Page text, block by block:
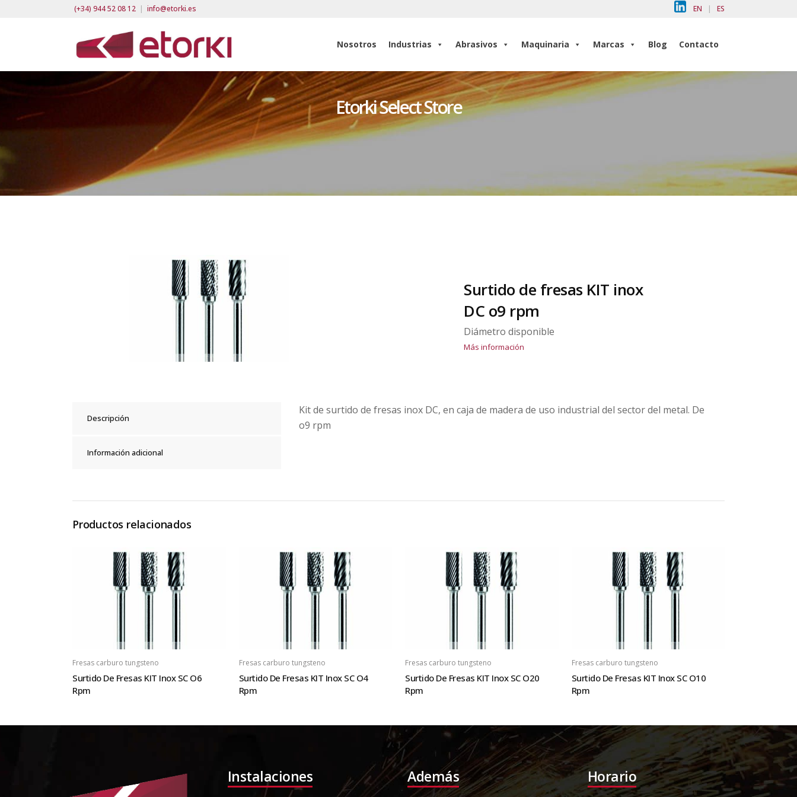
(+34) 944 52 08 12 | info@etorki.es EN | ES
Nosotros Industrias Abrasivos Maquinaria Marcas Blog Contacto
Etorki Select Store
Surtido de fresas KIT inox
DC o9 rpm
Diámetro disponible
Más información
Descripción
Información adicional
Kit de surtido de fresas inox DC, en caja de madera de uso industrial del sector del metal. De
o9 rpm
Productos relacionados
Fresas carburo tungsteno
Surtido De Fresas KIT Inox SC O6
Rpm
Fresas carburo tungsteno
Surtido De Fresas KIT Inox SC O4
Rpm
Fresas carburo tungsteno
Surtido De Fresas KIT Inox SC O20
Rpm
Fresas carburo tungsteno
Surtido De Fresas KIT Inox SC O10
Rpm
Instalaciones Además Horario